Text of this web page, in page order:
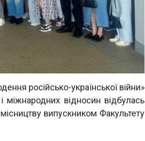
російсько-української війни»
і міжнародних відносин відбулась
випускником Факультету